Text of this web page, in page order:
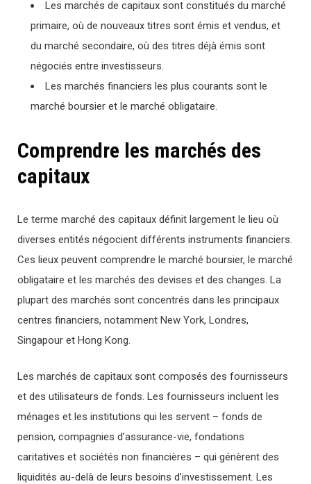
Les marchés de capitaux sont constitués du marché
primaire, où de nouveaux titres sont émis et vendus, et
du marché secondaire, où des titres déjà émis sont
négociés entre investisseurs.
Les marchés financiers les plus courants sont le
marché boursier et le marché obligataire.
Comprendre les marchés des
capitaux
Le terme marché des capitaux définit largement le lieu où
diverses entités négocient différents instruments financiers.
Ces lieux peuvent comprendre le marché boursier, le marché
obligataire et les marchés des devises et des changes. La
plupart des marchés sont concentrés dans les principaux
centres financiers, notamment New York, Londres,
Singapour et Hong Kong.
Les marchés de capitaux sont composés des fournisseurs
et des utilisateurs de fonds. Les fournisseurs incluent les
ménages et les institutions qui les servent – fonds de
pension, compagnies d’assurance-vie, fondations
caritatives et sociétés non financières – qui génèrent des
liquidités au-delà de leurs besoins d’investissement. Les